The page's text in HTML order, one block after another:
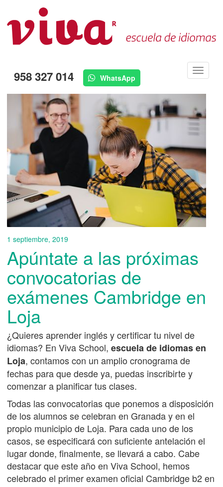
958 327 014 WhatsApp
Menú
1 septiembre, 2019
Apúntate a las próximas
convocatorias de
exámenes Cambridge en
Loja
¿Quieres aprender inglés y certificar tu nivel de
idiomas? En Viva School, escuela de idiomas en
Loja, contamos con un amplio cronograma de
fechas para que desde ya, puedas inscribirte y
comenzar a planificar tus clases.
Todas las convocatorias que ponemos a disposición
de los alumnos se celebran en Granada y en el
propio municipio de Loja. Para cada uno de los
casos, se especificará con suficiente antelación el
lugar donde, finalmente, se llevará a cabo. Cabe
destacar que este año en Viva School, hemos
celebrado el primer examen oficial Cambridge b2 en